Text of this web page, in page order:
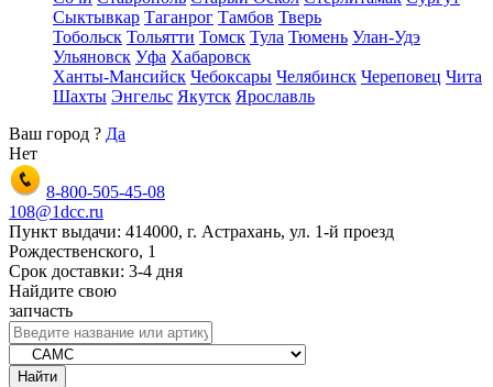
Сыктывкар Таганрог Тамбов Тверь
Тобольск Тольятти Томск Тула Тюмень Улан-Удэ
Ульяновск Уфа Хабаровск
Ханты-Мансийск Чебоксары Челябинск Череповец Чита
Шахты Энгельс Якутск Ярославль
Ваш город ? Да
Нет
8-800-505-45-08
108@1dcc.ru
Пункт выдачи: 414000, г. Астрахань, ул. 1-й проезд
Рождественского, 1
Срок доставки: 3-4 дня
Найдите свою
запчасть